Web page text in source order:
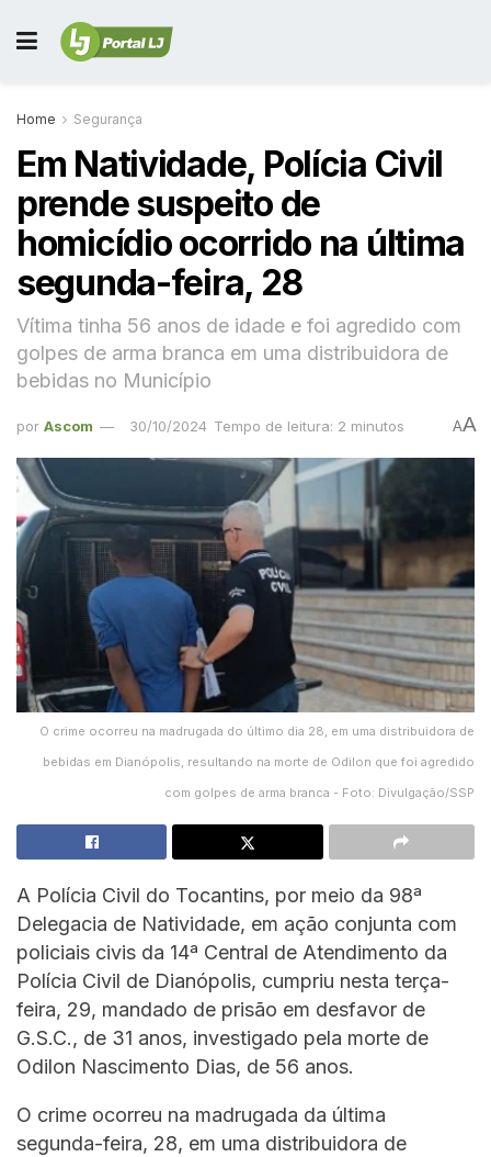
Home Segurança
Em Natividade, Polícia Civil
prende suspeito de
homicídio ocorrido na última
segunda-feira, 28
Vítima tinha 56 anos de idade e foi agredido com
golpes de arma branca em uma distribuidora de
bebidas no Município
por Ascom 30/10/2024 Tempo de leitura: 2 minutos AA
O crime ocorreu na madrugada do último dia 28, em uma distribuidora de
bebidas em Dianópolis, resultando na morte de Odilon que foi agredido
com golpes de arma branca - Foto: Divulgação/SSP
A Polícia Civil do Tocantins, por meio da 98ª
Delegacia de Natividade, em ação conjunta com
policiais civis da 14ª Central de Atendimento da
Polícia Civil de Dianópolis, cumpriu nesta terça-
feira, 29, mandado de prisão em desfavor de
G.S.C., de 31 anos, investigado pela morte de
Odilon Nascimento Dias, de 56 anos.
O crime ocorreu na madrugada da última
segunda-feira, 28, em uma distribuidora de